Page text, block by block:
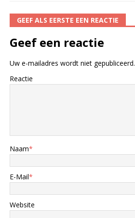
GEEF ALS EERSTE EEN REACTIE
Geef een reactie
Uw e-mailadres wordt niet gepubliceerd.
Reactie
Naam*
E-Mail*
Website